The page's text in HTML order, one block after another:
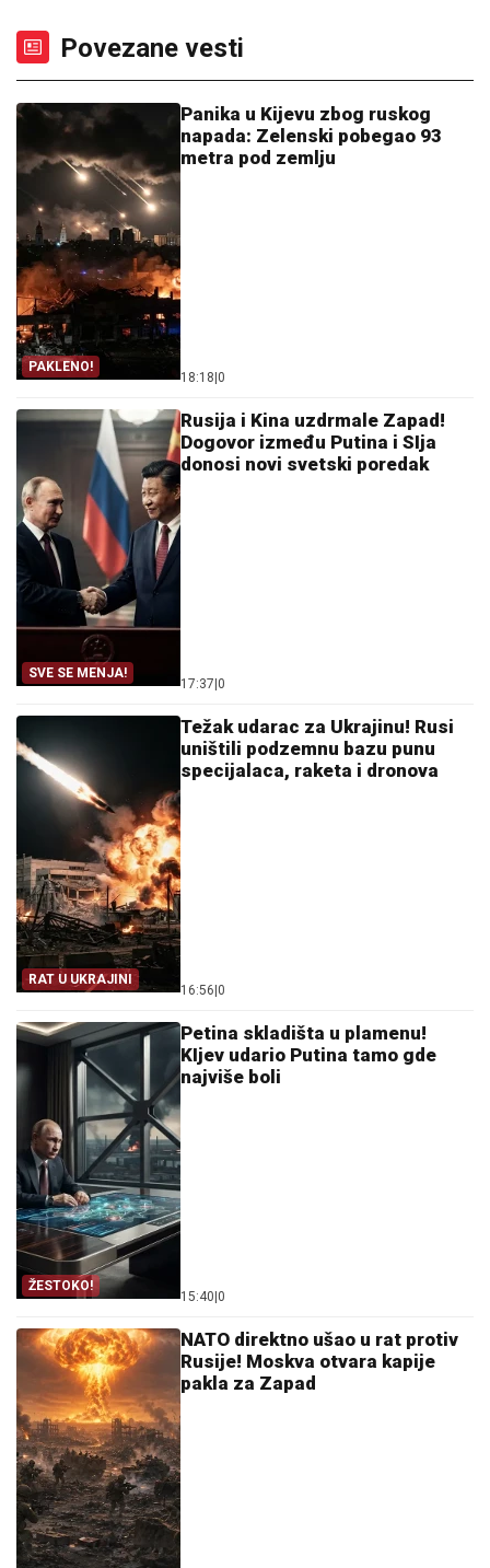
Povezane vesti
PAKLENO!
Panika u Kijevu zbog ruskog
napada: Zelenski pobegao 93
metra pod zemlju
18:18|0
SVE SE MENJA!
Rusija i Kina uzdrmale Zapad!
Dogovor između Putina i SIja
donosi novi svetski poredak
17:37|0
RAT U UKRAJINI
Težak udarac za Ukrajinu! Rusi
uništili podzemnu bazu punu
specijalaca, raketa i dronova
16:56|0
ŽESTOKO!
Petina skladišta u plamenu!
KIjev udario Putina tamo gde
najviše boli
15:40|0
NATO direktno ušao u rat protiv
Rusije! Moskva otvara kapije
pakla za Zapad